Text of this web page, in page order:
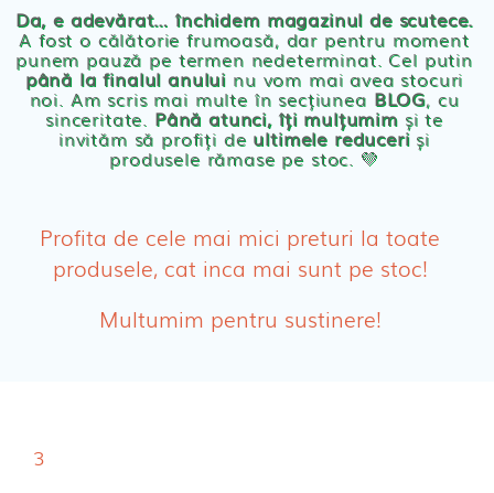
Servetele umede ecologice
Cosmetice BEBE
Olita Bio Naty
PRODUSE FEMEI
Absorbante Post-Natale
Absorbante Incontinenta Urinara
Da, e adevărat… închidem magazinul de scutece.
A fost o călătorie frumoasă, dar pentru moment
punem pauză pe termen nedeterminat. Cel putin
până la finalul anului nu vom mai avea stocuri
noi. Am scris mai multe în secțiunea BLOG, cu
sinceritate. Până atunci, îți mulțumimși te
invităm să profiți de ultimele reduceriși
produsele rămase pe stoc. 💛
Profita de cele mai mici preturi la toate
produsele, cat inca mai sunt pe stoc!
Multumim pentru sustinere!
3